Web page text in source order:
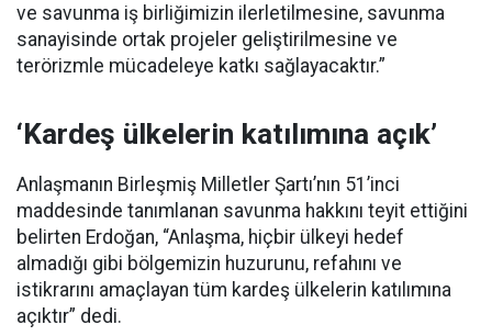
ve savunma iş birliğimizin ilerletilmesine, savunma
sanayisinde ortak projeler geliştirilmesine ve
terörizmle mücadeleye katkı sağlayacaktır.”
‘Kardeş ülkelerin katılımına açık’
Anlaşmanın Birleşmiş Milletler Şartı’nın 51’inci
maddesinde tanımlanan savunma hakkını teyit ettiğini
belirten Erdoğan, “Anlaşma, hiçbir ülkeyi hedef
almadığı gibi bölgemizin huzurunu, refahını ve
istikrarını amaçlayan tüm kardeş ülkelerin katılımına
açıktır” dedi.